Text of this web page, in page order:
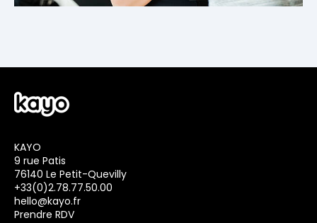
KAYO
9 rue Patis
76140 Le Petit-Quevilly
+33(0)2.78.77.50.00
hello@kayo.fr
Prendre RDV